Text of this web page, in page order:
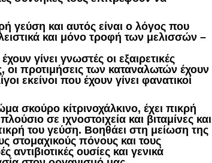
γεύση και αυτός είναι ο λόγος που
και μόνο τροφή των μελισσών –
γίνει γνωστές οι εξαιρετικές
οι προτιμήσεις των καταναλωτών έχουν
εκείνοι που έχουν γίνει φανατικοί
σκούρο κίτρινοχάλκινο, έχει πικρή
σε ιχνοστοιχεία και βιταμίνες και
του γεύση. Βοηθάει στη μείωση της
στομαχικούς πόνους και τους
ουσίες και γενικά